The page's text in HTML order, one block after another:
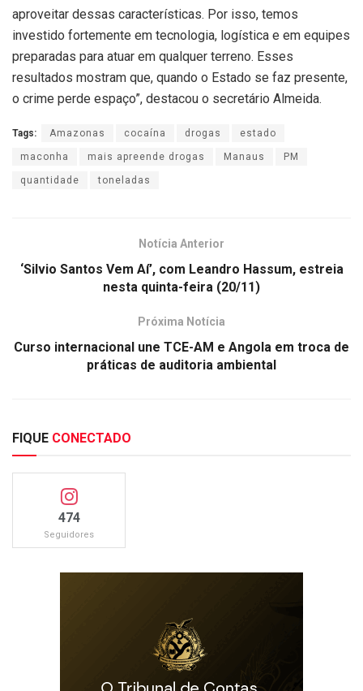
aproveitar dessas características. Por isso, temos
investido fortemente em tecnologia, logística e em equipes
preparadas para atuar em qualquer terreno. Esses
resultados mostram que, quando o Estado se faz presente,
o crime perde espaço”, destacou o secretário Almeida.
Tags: Amazonas cocaína drogas estado
maconha mais apreende drogas Manaus PM
quantidade toneladas
Notícia Anterior
‘Silvio Santos Vem Aí’, com Leandro Hassum, estreia
nesta quinta-feira (20/11)
Próxima Notícia
Curso internacional une TCE-AM e Angola em troca de
práticas de auditoria ambiental
FIQUE CONECTADO
474
Seguidores